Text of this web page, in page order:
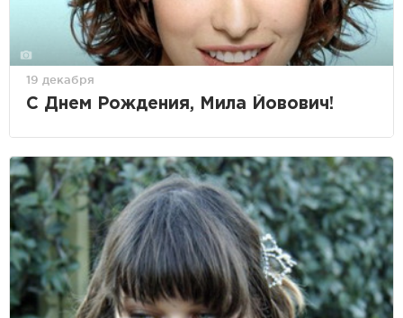
19 декабря
С Днем Рождения, Мила Йовович!